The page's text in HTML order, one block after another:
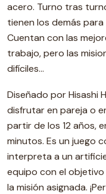
acero. Turno tras
tienen los demás
Cuentan con las
trabajo, pero las
difíciles…
Diseñado por Hisashi
disfrutar en pareja o
partir de los 12 años,
minutos. Es un juego
interpreta a un
equipo con el
la misión asignada.